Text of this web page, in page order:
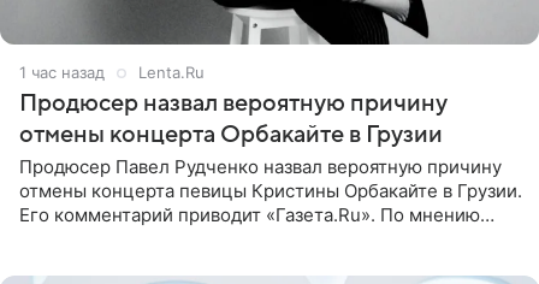
1 час назад Lenta.Ru
Продюсер назвал вероятную причину
отмены концерта Орбакайте в Грузии
Продюсер Павел Рудченко назвал вероятную причину
отмены концерта певицы Кристины Орбакайте в Грузии.
Его комментарий приводит «Газета.Ru». По мнению